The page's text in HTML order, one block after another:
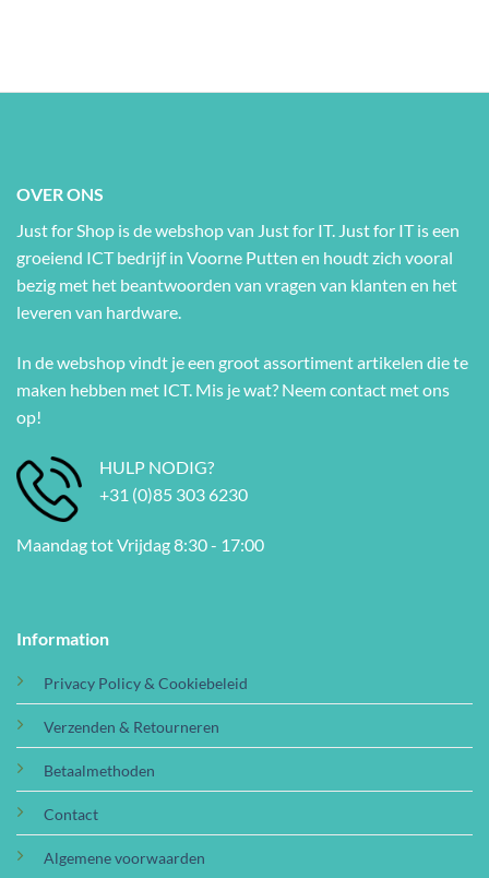
OVER ONS
Just for Shop is de webshop van Just for IT. Just for IT is een
groeiend ICT bedrijf in Voorne Putten en houdt zich vooral
bezig met het beantwoorden van vragen van klanten en het
leveren van hardware.
In de webshop vindt je een groot assortiment artikelen die te
maken hebben met ICT. Mis je wat? Neem contact met ons
op!
HULP NODIG?
+31 (0)85 303 6230
Maandag tot Vrijdag 8:30 - 17:00
Information
Privacy Policy & Cookiebeleid
Verzenden & Retourneren
Betaalmethoden
Contact
Algemene voorwaarden